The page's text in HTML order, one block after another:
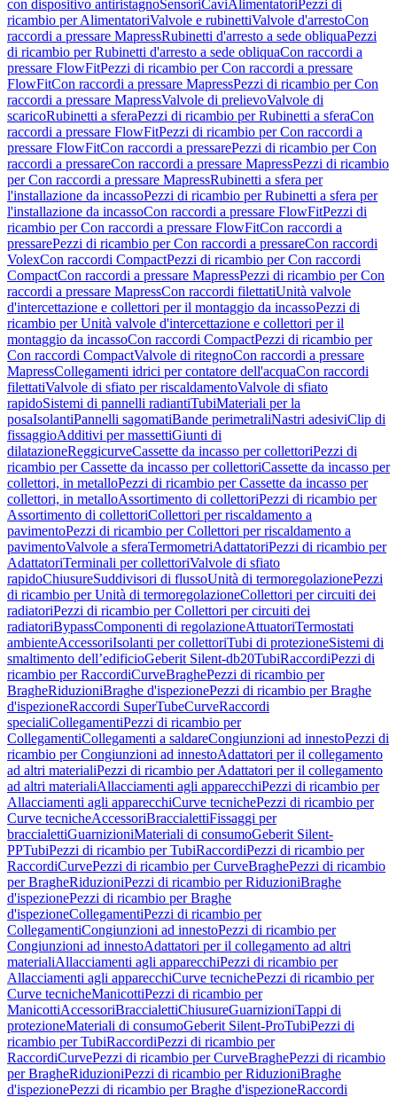
con dispositivo antiristagnoSensoriCaviAlimentatori Pezzi di
ricambio per AlimentatoriValvole e rubinettiValvole d'arrestoCon
raccordi a pressare MapressRubinetti d'arresto a sede obliquaPezzi
di ricambio per Rubinetti d'arresto a sede obliquaCon raccordi a
pressare FlowFitPezzi di ricambio per Con raccordi a pressare
FlowFitCon raccordi a pressare MapressPezzi di ricambio per Con
raccordi a pressare MapressValvole di prelievoValvole di
scaricoRubinetti a sferaPezzi di ricambio per Rubinetti a sferaCon
raccordi a pressare FlowFitPezzi di ricambio per Con raccordi a
pressare FlowFitCon raccordi a pressarePezzi di ricambio per Con
raccordi a pressareCon raccordi a pressare MapressPezzi di ricambio
per Con raccordi a pressare MapressRubinetti a sfera per
l'installazione da incassoPezzi di ricambio per Rubinetti a sfera per
l'installazione da incassoCon raccordi a pressare FlowFitPezzi di
ricambio per Con raccordi a pressare FlowFitCon raccordi a
pressarePezzi di ricambio per Con raccordi a pressareCon raccordi
VolexCon raccordi CompactPezzi di ricambio per Con raccordi
CompactCon raccordi a pressare MapressPezzi di ricambio per Con
raccordi a pressare MapressCon raccordi filettatiUnità valvole
d'intercettazione e collettori per il montaggio da incassoPezzi di
ricambio per Unità valvole d'intercettazione e collettori per il
montaggio da incassoCon raccordi CompactPezzi di ricambio per
Con raccordi CompactValvole di ritegnoCon raccordi a pressare
MapressCollegamenti idrici per contatore dell'acquaCon raccordi
filettatiValvole di sfiato per riscaldamentoValvole di sfiato
rapidoSistemi di pannelli radiantiTubiMateriali per la
posaIsolantiPannelli sagomatiBande perimetraliNastri adesiviClip di
fissaggioAdditivi per massettiGiunti di
dilatazioneReggicurveCassette da incasso per collettoriPezzi di
ricambio per Cassette da incasso per collettoriCassette da incasso per
collettori, in metalloPezzi di ricambio per Cassette da incasso per
collettori, in metalloAssortimento di collettoriPezzi di ricambio per
Assortimento di collettoriCollettori per riscaldamento a
pavimentoPezzi di ricambio per Collettori per riscaldamento a
pavimentoValvole a sferaTermometriAdattatoriPezzi di ricambio per
AdattatoriTerminali per collettoriValvole di sfiato
rapidoChiusureSuddivisori di flussoUnità di termoregolazionePezzi
di ricambio per Unità di termoregolazioneCollettori per circuiti dei
radiatoriPezzi di ricambio per Collettori per circuiti dei
radiatoriBypassComponenti di regolazioneAttuatoriTermostati
ambienteAccessoriIsolanti per collettoriTubi di protezioneSistemi di
smaltimento dell’edificioGeberit Silent-db20TubiRaccordiPezzi di
ricambio per RaccordiCurveBraghePezzi di ricambio per
BragheRiduzioniBraghe d'ispezionePezzi di ricambio per Braghe
d'ispezioneRaccordi SuperTubeCurveRaccordi
specialiCollegamentiPezzi di ricambio per
CollegamentiCollegamenti a saldareCongiunzioni ad innestoPezzi di
ricambio per Congiunzioni ad innestoAdattatori per il collegamento
ad altri materialiPezzi di ricambio per Adattatori per il collegamento
ad altri materialiAllacciamenti agli apparecchiPezzi di ricambio per
Allacciamenti agli apparecchiCurve tecnichePezzi di ricambio per
Curve tecnicheAccessoriBraccialettiFissaggi per
braccialettiGuarnizioniMateriali di consumoGeberit Silent-
PPTubiPezzi di ricambio per TubiRaccordiPezzi di ricambio per
RaccordiCurvePezzi di ricambio per CurveBraghePezzi di ricambio
per BragheRiduzioniPezzi di ricambio per RiduzioniBraghe
d'ispezionePezzi di ricambio per Braghe
d'ispezioneCollegamentiPezzi di ricambio per
CollegamentiCongiunzioni ad innestoPezzi di ricambio per
Congiunzioni ad innestoAdattatori per il collegamento ad altri
materialiAllacciamenti agli apparecchiPezzi di ricambio per
Allacciamenti agli apparecchiCurve tecnichePezzi di ricambio per
Curve tecnicheManicottiPezzi di ricambio per
ManicottiAccessoriBraccialettiChiusureGuarnizioniTappi di
protezioneMateriali di consumoGeberit Silent-ProTubiPezzi di
ricambio per TubiRaccordiPezzi di ricambio per
RaccordiCurvePezzi di ricambio per CurveBraghePezzi di ricambio
per BragheRiduzioniPezzi di ricambio per RiduzioniBraghe
d'ispezionePezzi di ricambio per Braghe d'ispezioneRaccordi